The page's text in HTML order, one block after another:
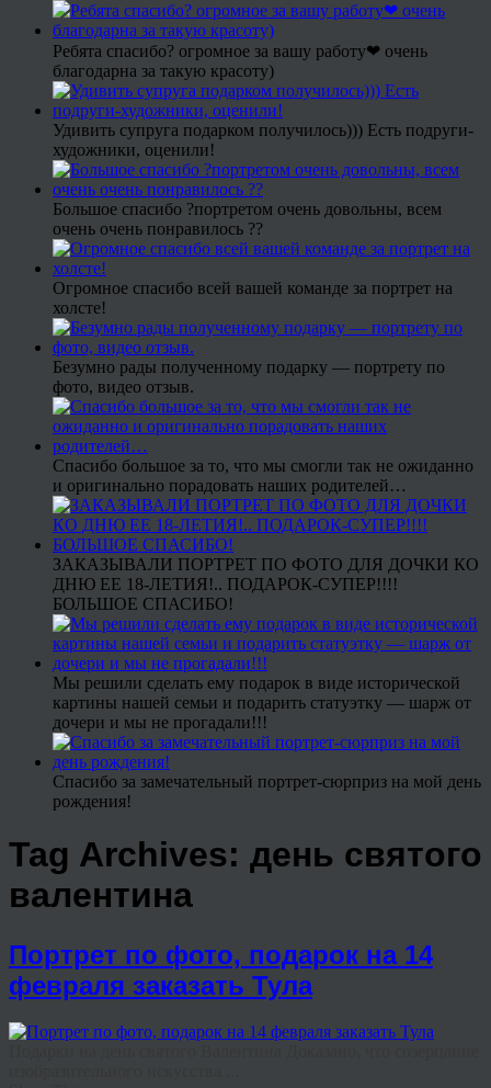
Ребята спасибо? огромное за вашу работу❤ очень
благодарна за такую красоту)
Удивить супруга подарком получилось))) Есть подруги-
художники, оценили!
Большое спасибо ?портретом очень довольны, всем
очень очень понравилось ??
Огромное спасибо всей вашей команде за портрет на
холсте!
Безумно рады полученному подарку — портрету по
фото, видео отзыв.
Спасибо большое за то, что мы смогли так не ожиданно
и оригинально порадовать наших родителей…
ЗАКАЗЫВАЛИ ПОРТРЕТ ПО ФОТО ДЛЯ ДОЧКИ КО
ДНЮ ЕЕ 18-ЛЕТИЯ!.. ПОДАРОК-СУПЕР!!!!
БОЛЬШОЕ СПАСИБО!
Мы решили сделать ему подарок в виде исторической
картины нашей семьи и подарить статуэтку — шарж от
дочери и мы не прогадали!!!
Спасибо за замечательный портрет-сюрприз на мой день
рождения!
Tag Archives: день святого
валентина
Портрет по фото, подарок на 14
февраля заказать Тула